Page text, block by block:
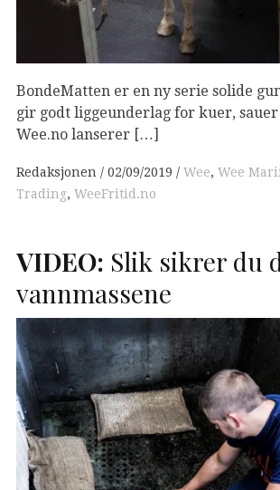
BondeMatten er en ny serie solide
gir godt liggeunderlag for kuer, sauer
Wee.no lanserer […]
Redaksjonen 02/09/2019 Wee, Wee
Trading, WeeFritid.no
VIDEO: Slik sikrer du
vannmassene